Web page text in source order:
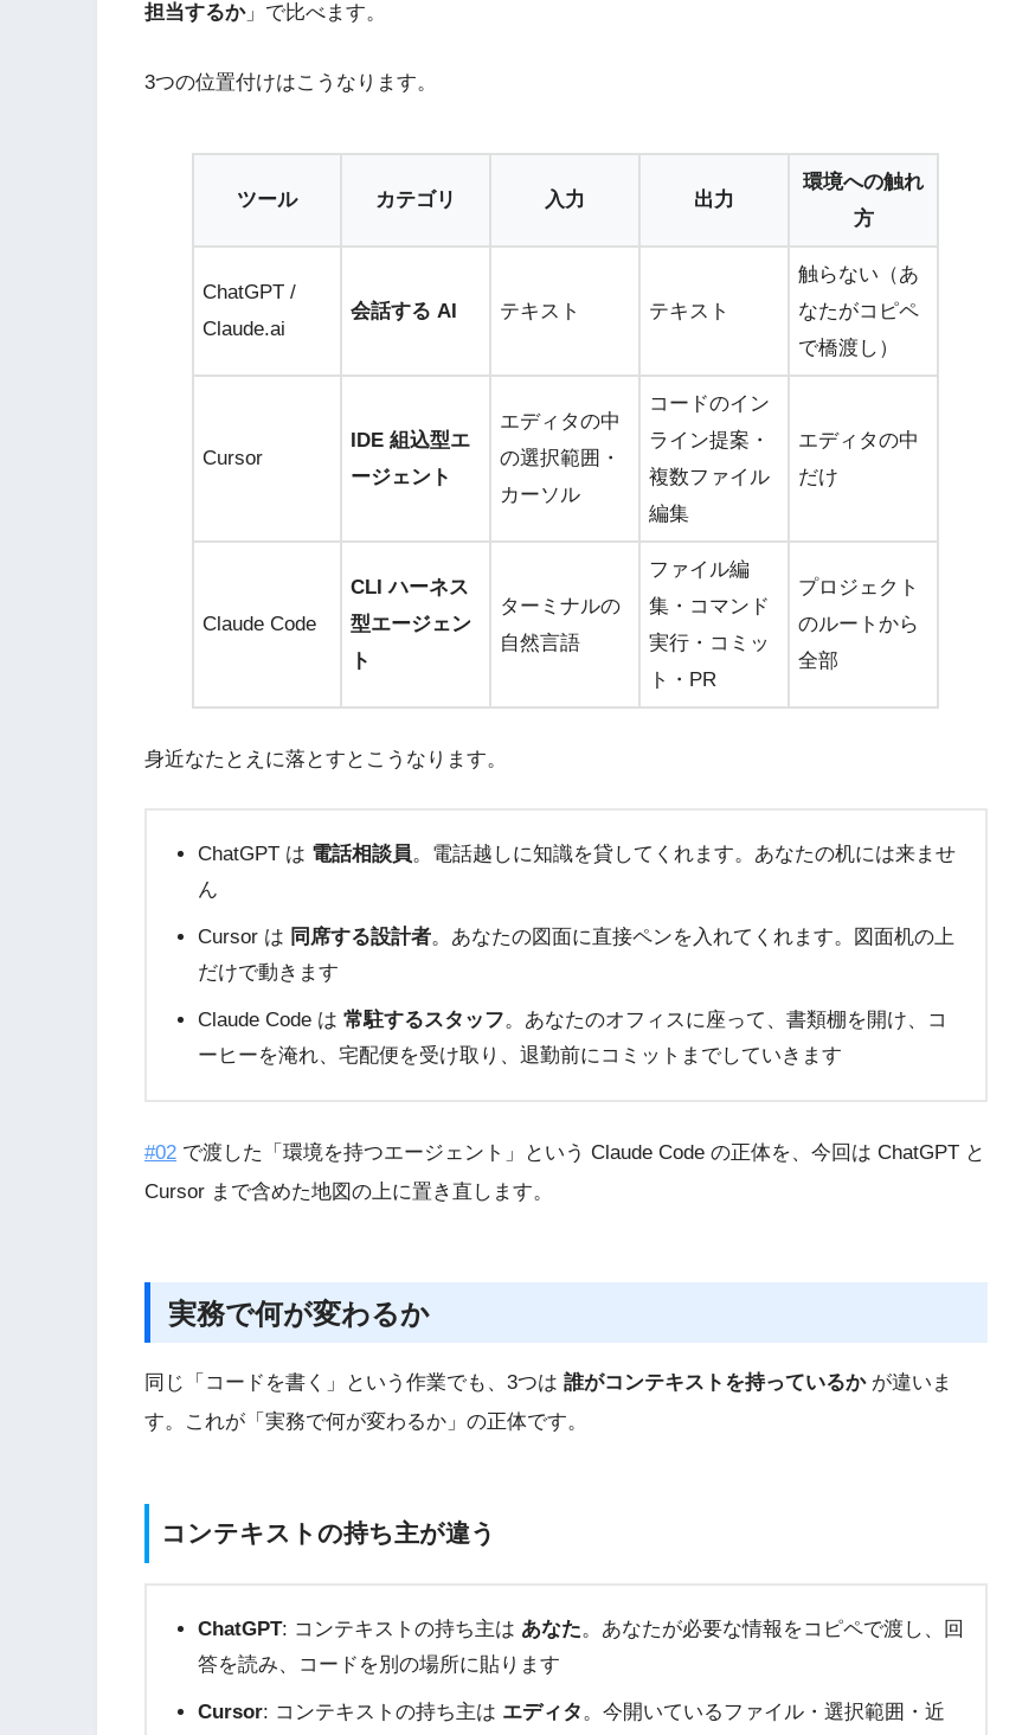
担当するか」で比べます。
3つの位置付けはこうなります。
ツール カテゴリ 入力 出力
環境への触れ
方
ChatGPT /
Claude.ai
会話する AI テキスト テキスト
触らない（あ
なたがコピペ
で橋渡し）
Cursor
IDE 組込型エ
ージェント
エディタの中
の選択範囲・
カーソル
コードのイン
ライン提案・
複数ファイル
編集
エディタの中
だけ
Claude Code
CLI ハーネス
型エージェン
ト
ターミナルの
自然言語
ファイル編
集・コマンド
実行・コミッ
ト・PR
プロジェクト
のルートから
全部
身近なたとえに落とすとこうなります。
ChatGPT は 電話相談員。電話越しに知識を貸してくれます。あなたの机には来ませ
ん
Cursor は 同席する設計者。あなたの図面に直接ペンを入れてくれます。図面机の上
だけで動きます
Claude Code は 常駐するスタッフ。あなたのオフィスに座って、書類棚を開け、コ
ーヒーを淹れ、宅配便を受け取り、退勤前にコミットまでしていきます
#02 で渡した「環境を持つエージェント」という Claude Code の正体を、今回は ChatGPT と
Cursor まで含めた地図の上に置き直します。
実務で何が変わるか
同じ「コードを書く」という作業でも、3つは 誰がコンテキストを持っているかが違いま
す。これが「実務で何が変わるか」の正体です。
コンテキストの持ち主が違う
ChatGPT: コンテキストの持ち主は あなた。あなたが必要な情報をコピペで渡し、回
答を読み、コードを別の場所に貼ります
Cursor: コンテキストの持ち主は エディタ。今開いているファイル・選択範囲・近